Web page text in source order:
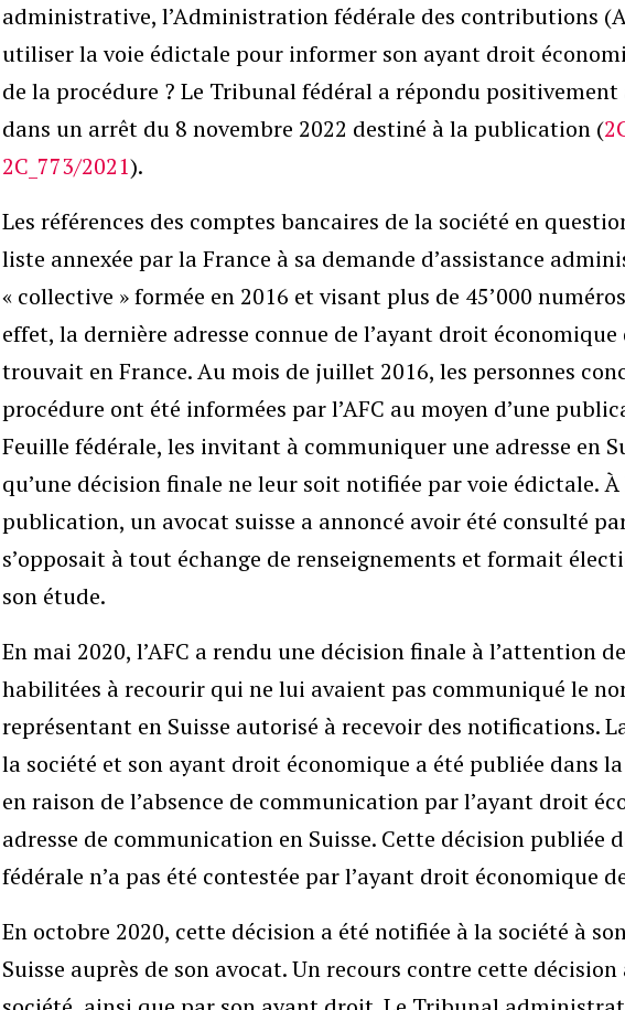
administrative, l’Administration fédérale des contributions
utiliser la voie édictale pour informer son ayant droit
de la procédure ? Le Tribunal fédéral a répondu
dans un arrêt du 8 novembre 2022 destiné à la publication (
2C_773/2021).
Les références des comptes bancaires de la société en
liste annexée par la France à sa demande d’assistance
« collective » formée en 2016 et visant plus de 45’000
effet, la dernière adresse connue de l’ayant droit économique
trouvait en France. Au mois de juillet 2016, les personnes
procédure ont été informées par l’AFC au moyen d’une
Feuille fédérale, les invitant à communiquer une adresse en
qu’une décision finale ne leur soit notifiée par voie édictale.
publication, un avocat suisse a annoncé avoir été consulté
s’opposait à tout échange de renseignements et formait
son étude.
En mai 2020, l’AFC a rendu une décision finale à l’attention
habilitées à recourir qui ne lui avaient pas communiqué le
représentant en Suisse autorisé à recevoir des notifications.
la société et son ayant droit économique a été publiée dans
en raison de l’absence de communication par l’ayant droit
adresse de communication en Suisse. Cette décision publiée
fédérale n’a pas été contestée par l’ayant droit économique
En octobre 2020, cette décision a été notifiée à la société à
Suisse auprès de son avocat. Un recours contre cette